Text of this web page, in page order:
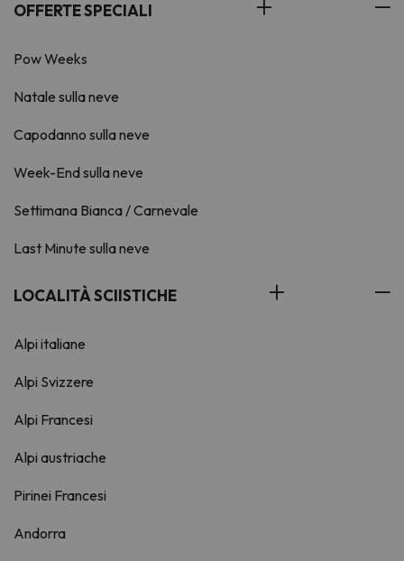
OFFERTE SPECIALI
Pow Weeks
Natale sulla neve
Capodanno sulla neve
Week-End sulla neve
Settimana Bianca / Carnevale
Last Minute sulla neve
LOCALITÀ SCIISTICHE
Alpi italiane
Alpi Svizzere
Alpi Francesi
Alpi austriache
Pirinei Francesi
Andorra